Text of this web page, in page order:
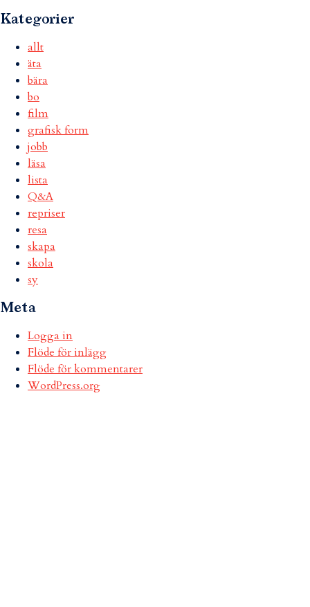
Kategorier
allt
äta
bära
bo
film
grafisk form
jobb
läsa
lista
Q&A
repriser
resa
skapa
skola
sy
Meta
Logga in
Flöde för inlägg
Flöde för kommentarer
WordPress.org